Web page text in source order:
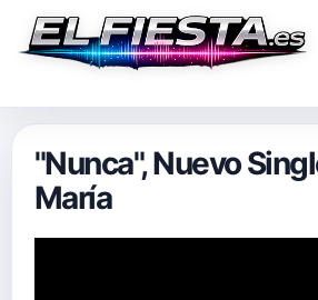
"Nunca", Nuevo
María